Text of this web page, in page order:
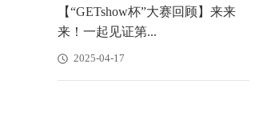
【“GETshow杯”大赛回顾】来来
来！一起见证第...
2025-04-17